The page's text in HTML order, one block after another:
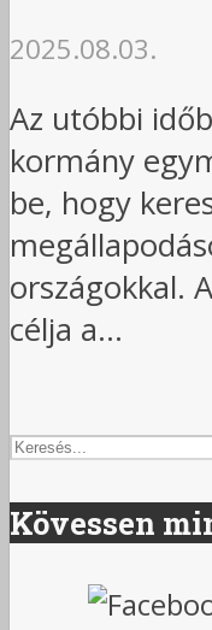
2025.08.03.
Az utóbbi
kormány
be, hogy
országokkal.
célja a...
Kövessen